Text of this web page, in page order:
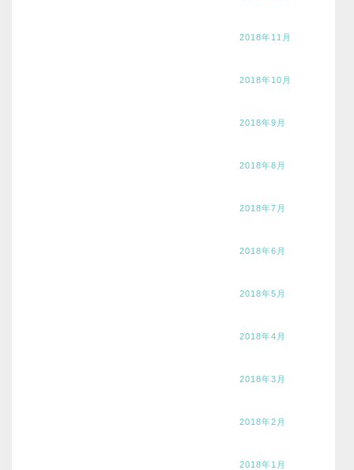
2018年11月
2018年10月
2018年9月
2018年8月
2018年7月
2018年6月
2018年5月
2018年4月
2018年3月
2018年2月
2018年1月